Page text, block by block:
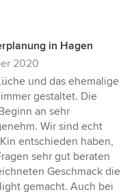
in Hagen
2020
und das ehemalige
gestaltet. Die
an sehr
Wir sind echt
entschieden haben,
sehr gut beraten
Geschmack die
gemacht. Auch bei